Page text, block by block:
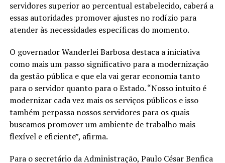
servidores superior ao percentual estabelecido, caberá a
essas autoridades promover ajustes no rodízio para
atender às necessidades específicas do momento.
O governador Wanderlei Barbosa destaca a iniciativa
como mais um passo significativo para a modernização
da gestão pública e que ela vai gerar economia tanto
para o servidor quanto para o Estado. “Nosso intuito é
modernizar cada vez mais os serviços públicos e isso
também perpassa nossos servidores para os quais
buscamos promover um ambiente de trabalho mais
flexível e eficiente”, afirma.
Para o secretário da Administração, Paulo César Benfica